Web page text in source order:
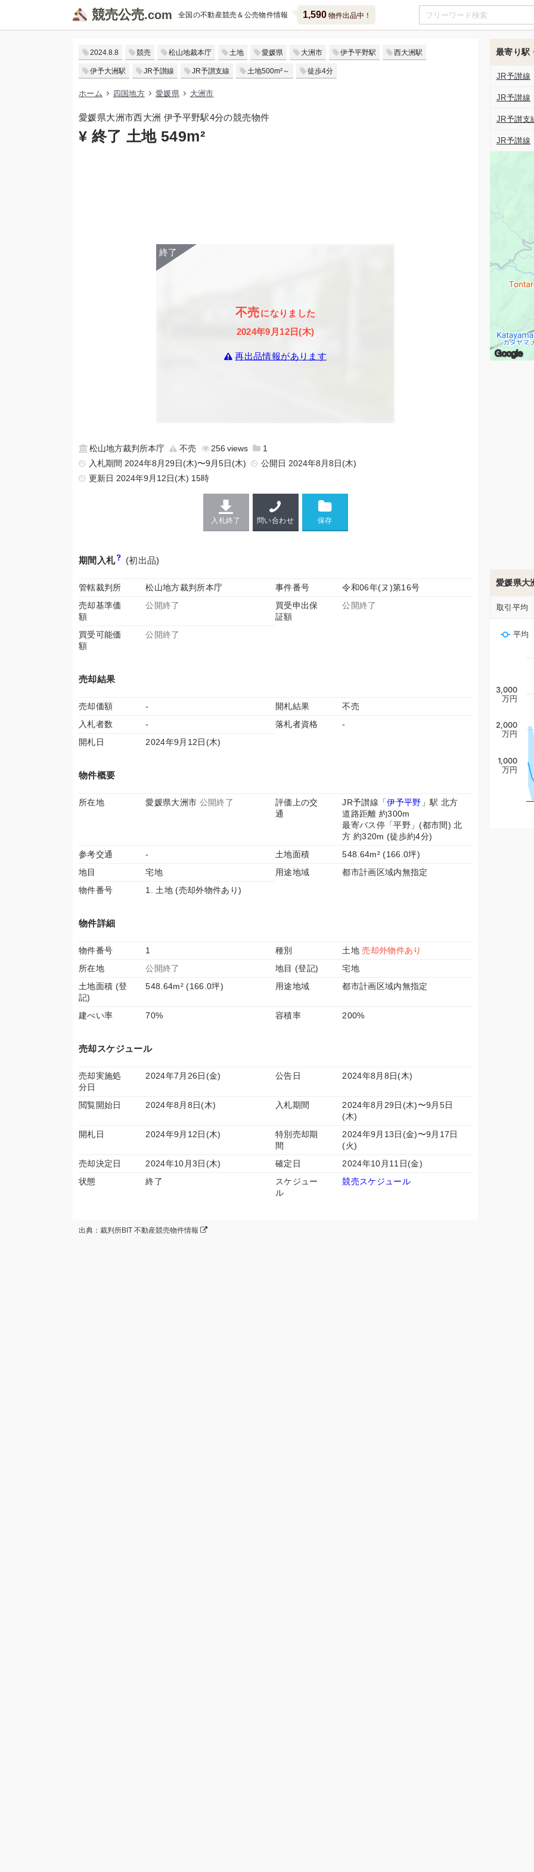
競売公売 全国の不動産競売＆公売物件情報 1,590物件出品中！
2024.8.8 競売 松山地裁本庁 土地 愛媛県 大洲市 伊予平野駅 西大洲駅
伊予大洲駅 JR予讃線 JR予讃支線 土地500m²～ 徒歩4分
ホーム 四国地方 愛媛県 大洲市
愛媛県大洲市西大洲 伊予平野駅4分の競売物件
¥ 終了 土地 549m²
不売になりました
2024年9月12日(木)
再出品情報があります
松山地方裁判所本庁 不売 256
1
入札期間 2024年8月29日(木)〜9月5日(木)
公開日 2024年8月8日(木)
更新日 2024年9月12日(木) 15時
入札終了 問い合わせ
期間入札 (初出品)
管轄裁判所 松山地方裁判所本庁 事件番号
令和06年(ヌ)第16号
売却基準価
額
公開終了
買受申出保
証額
公開終了
買受可能価
額
公開終了
売却結果
売却価額 - 開札結果
不売
入札者数
- 落札者資格
-
開札日
2024年9月12日(木)
物件概要
所在地 愛媛県大洲市 公開終了
評価上の交
通
JR予讃線「伊予平野 」駅 北方
道路距離 約300m
最寄バス停「平野」(都市間) 北
方 約320m (徒歩約4分)
参考交通
- 土地面積
548.64m² (166.0坪)
地目
宅地 用途地域
都市計画区域内無指定
物件番号
1. 土地 (売却外物件あり)
物件詳細
物件番号 1 種別 土地売却外物件あり
所在地
公開終了 地目 (登記)
宅地
土地面積 (登
記)
548.64m² (166.0坪) 用途地域 都市計画区域内無指定
建ぺい率 70% 容積率 200%
売却スケジュール
売却実施処
分日
2024年7月26日(金) 公告日 2024年8月8日(木)
閲覧開始日 2024年8月8日(木) 入札期間
2024年8月29日(木)〜9月5日
(木)
開札日
2024年9月12日(木)
特別売却期
間
2024年9月13日(金)〜9月17日
(火)
売却決定日
2024年10月3日(木) 確定日
2024年10月11日(金)
状態
終了
スケジュー
ル
競売スケジュール
出典：裁判所BIT 不動産競売物件情報
最寄り駅
JR予讃線
JR予讃線
JR予讃支
JR予讃線
Google
愛媛県大
取引平均
平均
1,000
万円
2,000
万円
3,000
万円